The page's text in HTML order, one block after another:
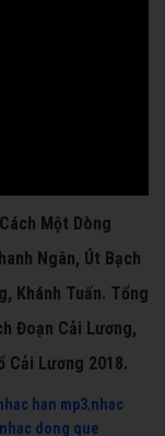
Một Dòng
Ngân, Út Bạch
Khánh Tuấn. Tổng
Đoạn Cải Lương,
Cải Lương 2018.
han mp3,nhac
nhac dong que